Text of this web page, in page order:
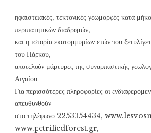
ηφαιστειακές, τεκτονικές γεωμορφές κατά
περιπατητικών διαδρομών,
και η ιστορία εκατομμυρίων ετών που
του Πάρκου,
αποτελούν μάρτυρες της συναρπαστικής
Αιγαίου.
Για περισσότερες πληροφορίες οι
απευθυνθούν
στο τηλέφωνο 2253054434,
www.petrifiedforest.gr,